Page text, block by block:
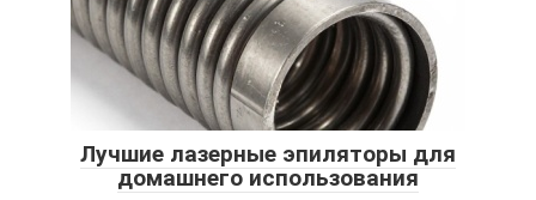
Лучшие лазерные эпиляторы для
домашнего использования